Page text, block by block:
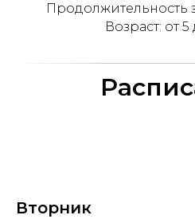
Продолжительность
Возраст: от 5
Вторник